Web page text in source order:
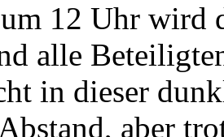
12 Uhr wird
alle
in dieser
aber